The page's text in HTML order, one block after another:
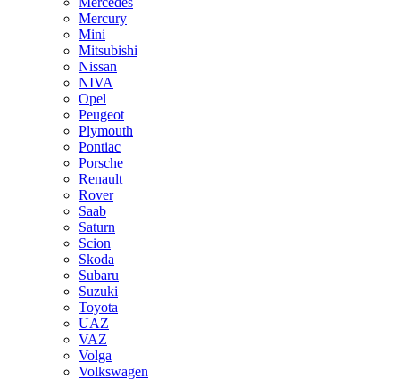
Mercury
Mini
Mitsubishi
Nissan
NIVA
Opel
Peugeot
Plymouth
Pontiac
Porsche
Renault
Rover
Saab
Saturn
Scion
Skoda
Subaru
Suzuki
Toyota
UAZ
VAZ
Volga
Volkswagen